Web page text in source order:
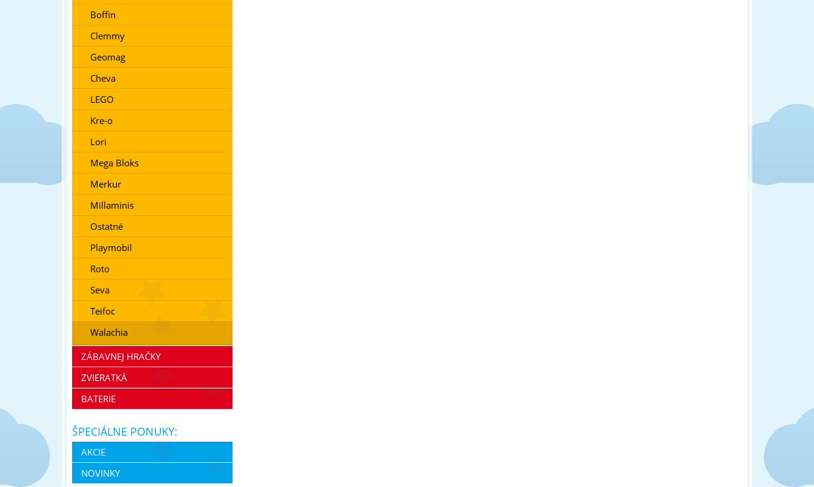
Boffin
Clemmy
Geomag
Cheva
LEGO
Kre-o
Lori
Mega Bloks
Merkur
Millaminis
Ostatné
Playmobil
Roto
Seva
Teifoc
Walachia
ZÁBAVNEJ HRAČKY
ZVIERATKÁ
BATERIE
ŠPECIÁLNE PONUKY:
AKCIE
NOVINKY